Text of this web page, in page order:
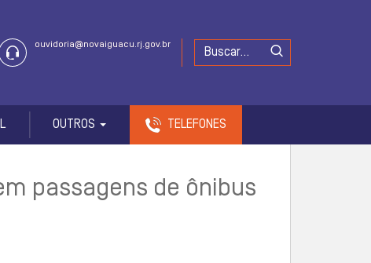
ouvidoria@novaiguacu.rj.gov.br
OUTROS TELEFONES
passagens de ônibus